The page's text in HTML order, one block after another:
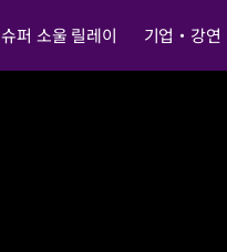
슈퍼 소울 릴레이 기업・강연